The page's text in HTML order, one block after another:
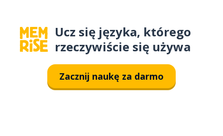
Ucz się języka, którego
rzeczywiście się używa
Zacznij naukę za darmo